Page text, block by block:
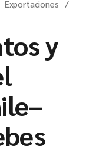
Exportaciones
y